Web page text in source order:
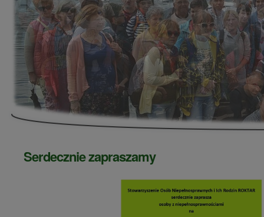
Serdecznie zapraszamy